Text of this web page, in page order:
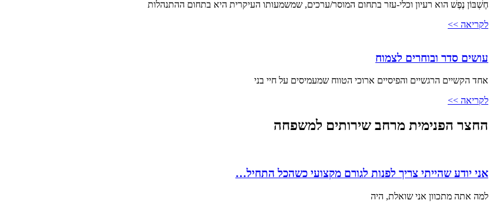
חֶשְׁבּוֹן נֶפֶשׁ הוא רעיון וכלי-עזר בתחום המוסר/ערכים, שמשמעותו העיקרית היא בתחום ההתנהלות
לקריאה >>
עושים סדר ובוחרים לצמוח
אחד הקשיים הרגשיים והפיסיים ארוכי הטווח שמעמיסים על חיי בני
לקריאה >>
החצר הפנימית מרחב שירותים למשפחה
אני יודע שהייתי צריך לפנות לגורם מקצועי כשהכל התחיל…
למה אתה מתכוון אני שואלת, היה